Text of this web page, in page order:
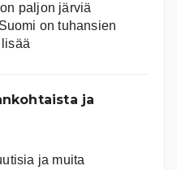
pal­jon jär­viä
on tuhansien
lisää
ja
ja
ja muita